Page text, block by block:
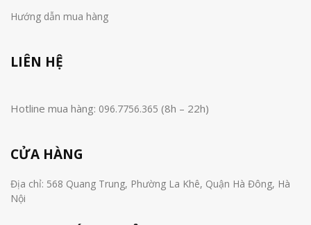
Hướng dẫn mua hàng
LIÊN HỆ
Hotline mua hàng: 096.7756.365 (8h – 22h)
CỬA HÀNG
Địa chỉ: 568 Quang Trung, Phường La Khê, Quận Hà Đông, Hà
Nội